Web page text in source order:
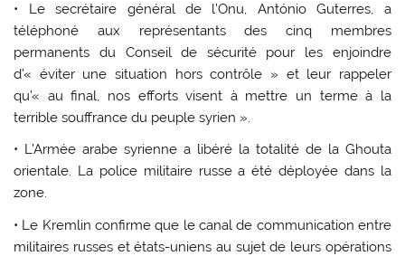
• Le secrétaire général de l’Onu, António Guterres, a
téléphoné aux représentants des cinq membres
permanents du Conseil de sécurité pour les enjoindre
d’« éviter une situation hors contrôle » et leur rappeler
qu’« au final, nos efforts visent à mettre un terme à la
terrible souffrance du peuple syrien ».
• L’Armée arabe syrienne a libéré la totalité de la Ghouta
orientale. La police militaire russe a été déployée dans la
zone.
• Le Kremlin confirme que le canal de communication entre
militaires russes et états-uniens au sujet de leurs opérations